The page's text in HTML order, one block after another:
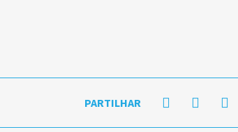
PARTILHAR